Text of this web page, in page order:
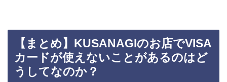
【まとめ】KUSANAGIのお店でVISA
カードが使えないことがあるのはど
うしてなのか？